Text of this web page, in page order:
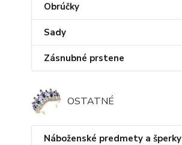
Obrúčky
Sady
Zásnubné prstene
OSTATNÉ
Náboženské predmety a šperky